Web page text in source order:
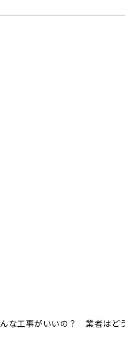
工事がいいの？ 業者はど